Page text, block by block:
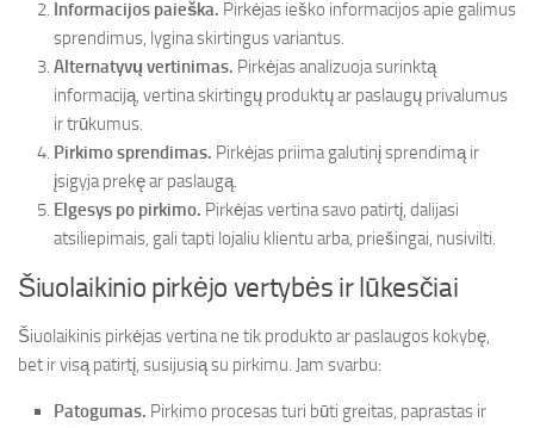
Informacijos paieška. Pirkėjas ieško informacijos apie galimus
sprendimus, lygina skirtingus variantus.
Alternatyvų vertinimas. Pirkėjas analizuoja surinktą
informaciją, vertina skirtingų produktų ar paslaugų privalumus
ir trūkumus.
Pirkimo sprendimas. Pirkėjas priima galutinį sprendimą ir
įsigyja prekę ar paslaugą.
Elgesys po pirkimo. Pirkėjas vertina savo patirtį, dalijasi
atsiliepimais, gali tapti lojaliu klientu arba, priešingai, nusivilti.
Šiuolaikinio pirkėjo vertybės ir lūkesčiai
Šiuolaikinis pirkėjas vertina ne tik produkto ar paslaugos kokybę,
bet ir visą patirtį, susijusią su pirkimu. Jam svarbu:
Patogumas. Pirkimo procesas turi būti greitas, paprastas ir